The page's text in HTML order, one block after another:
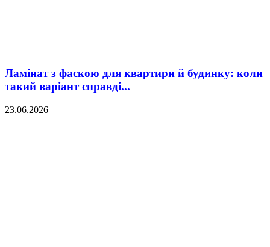
Ламінат з фаскою для квартири й будинку: коли
такий варіант справді...
23.06.2026